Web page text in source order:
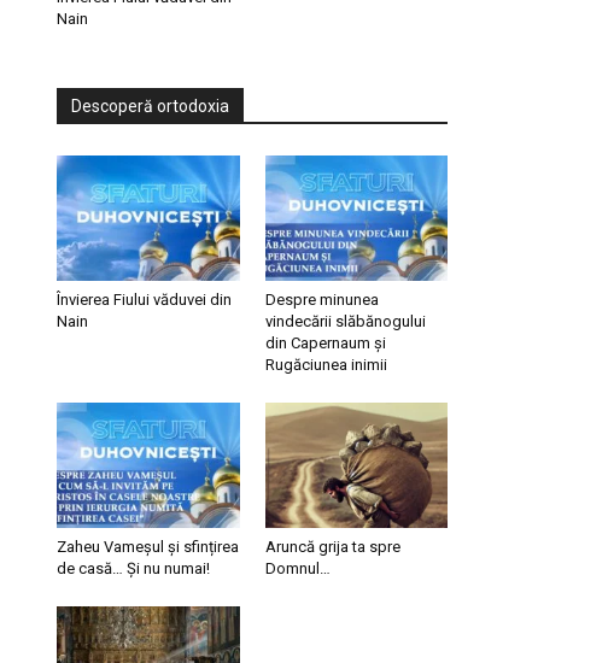
Nain
Descoperă ortodoxia
Învierea Fiului văduvei din
Nain
Despre minunea
vindecării slăbănogului
din Capernaum și
Rugăciunea inimii
Zaheu Vameșul și sfințirea
de casă… Și nu numai!
Aruncă grija ta spre
Domnul…